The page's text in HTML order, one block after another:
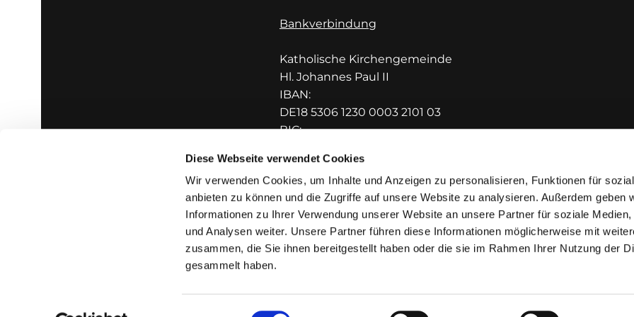
Diese Webseite verwendet Cookies
Wir verwenden Cookies, um Inhalte und Anzeigen zu personalisieren, Funktionen für
anbieten zu können und die Zugriffe auf unsere Website zu analysieren. Außerdem geben
Informationen zu Ihrer Verwendung unserer Website an unsere Partner für soziale Medien,
und Analysen weiter. Unsere Partner führen diese Informationen möglicherweise mit
zusammen, die Sie ihnen bereitgestellt haben oder die sie im Rahmen Ihrer Nutzung der
gesammelt haben.
Einwilligungsauswahl
Bankverbindung
Katholische Kirchengemeinde
Hl. Johannes Paul II
IBAN:
DE18 5306 1230 0003 2101 03
BIC:
Impressum Datenschutzerklärung ChurchDesk-